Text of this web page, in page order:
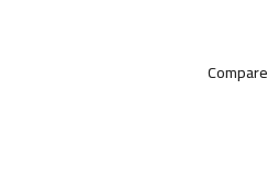
Compare